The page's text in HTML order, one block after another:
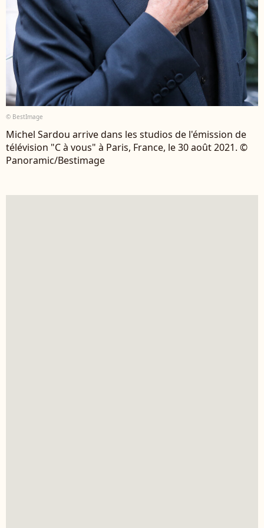
© BestImage
Michel Sardou arrive dans les studios de l'émission de
télévision "C à vous" à Paris, France, le 30 août 2021. ©
Panoramic/Bestimage